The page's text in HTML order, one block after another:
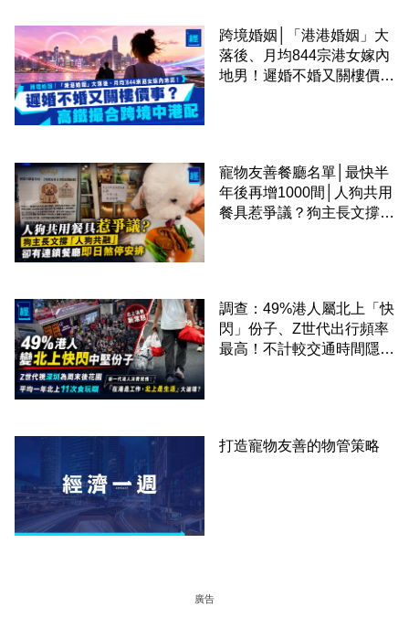
跨境婚姻│「港港婚姻」大
落後、月均844宗港女嫁內
地男！遲婚不婚又關樓價
寵物友善餐廳名單│最快半
年後再增1000間│人狗共用
餐具惹爭議？狗主長文撐
調查：49%港人屬北上「快
閃」份子、Z世代出行頻率
最高！不計較交通時間隱形
打造寵物友善的物管策略
廣告